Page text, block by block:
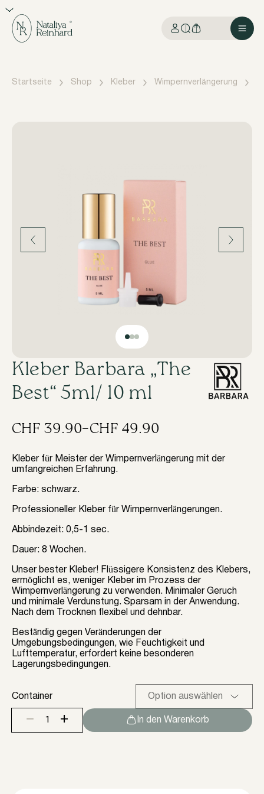
Startseite Shop Kleber Wimpernverlängerung
Kleber Barbara „The
Best“ 5ml/ 10 ml
CHF 39.90–CHF 49.90
CHF 39.90
bis
CHF 49.90
Kleber für Meister der Wimpernverlängerung mit der
umfangreichen Erfahrung.
Farbe: schwarz.
Professioneller Kleber für Wimpernverlängerungen.
Abbindezeit: 0,5-1 sec.
Dauer: 8 Wochen.
Unser bester Kleber! Flüssigere Konsistenz des Klebers,
ermöglicht es, weniger Kleber im Prozess der
Wimpernverlängerung zu verwenden. Minimaler Geruch
und minimale Verdunstung. Sparsam in der Anwendung.
Nach dem Trocknen flexibel und dehnbar.
Beständig gegen Veränderungen der
Umgebungsbedingungen, wie Feuchtigkeit und
Lufttemperatur, erfordert keine besonderen
Lagerungsbedingungen.
Container
−
Kleber
Barbara
+ In den Warenkorb